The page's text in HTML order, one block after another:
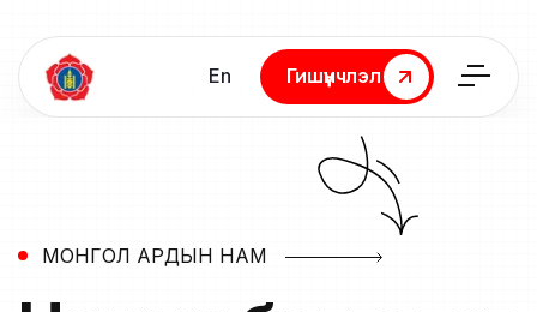
En
Гишүүнчлэл
Гишүүнчлэл
МОНГОЛ АРДЫН НАМ